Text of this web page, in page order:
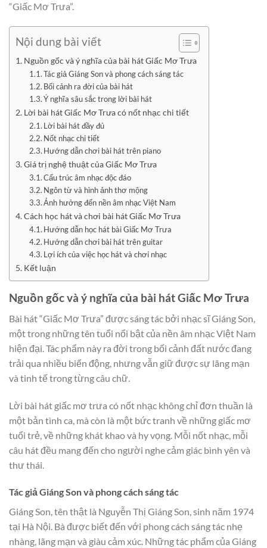
“Giấc Mơ Trưa”.
Nội dung bài viết
Nguồn gốc và ý nghĩa của bài hát Giấc Mơ Trưa
Tác giả Giáng Son và phong cách sáng tác
Bối cảnh ra đời của bài hát
Ý nghĩa sâu sắc trong lời bài hát
Lời bài hát Giấc Mơ Trưa có nốt nhạc chi tiết
Lời bài hát đầy đủ
Nốt nhạc chi tiết
Hướng dẫn chơi bài hát trên piano
Giá trị nghệ thuật của Giấc Mơ Trưa
Cấu trúc âm nhạc độc đáo
Ngôn từ và hình ảnh thơ mộng
Ảnh hưởng đến nền âm nhạc Việt Nam
Cách học hát và chơi bài hát Giấc Mơ Trưa
Hướng dẫn học hát bài Giấc Mơ Trưa
Hướng dẫn chơi bài hát trên guitar
Lợi ích của việc học hát và chơi nhạc
Kết luận
Nguồn gốc và ý nghĩa của bài hát Giấc Mơ Trưa
Bài hát “Giấc Mơ Trưa” được sáng tác bởi nhạc sĩ Giáng Son,
một trong những tên tuổi nổi bật của nền âm nhạc Việt Nam
hiện đại. Tác phẩm này ra đời trong bối cảnh đất nước đang
trải qua nhiều biến động, nhưng vẫn giữ được sự lãng mạn
và tinh tế trong từng câu chữ.
Lời bài hát giấc mơ trưa có nốt nhạc không chỉ đơn thuần là
một bản tình ca, mà còn là một bức tranh về những giấc mơ
tuổi trẻ, về những khát khao và hy vọng. Mỗi nốt nhạc, mỗi
câu hát đều mang đến cho người nghe cảm giác bình yên và
thư thái.
Tác giả Giáng Son và phong cách sáng tác
Giáng Son, tên thật là Nguyễn Thị Giáng Son, sinh năm 1974
tại Hà Nội. Bà được biết đến với phong cách sáng tác nhẹ
nhàng, lãng mạn và giàu cảm xúc. Những tác phẩm của Giáng